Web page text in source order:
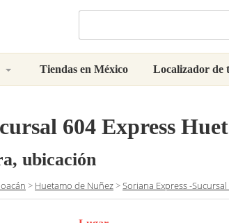
Tiendas en México Localizador de
604 Express
ubicación
> Huetamo de Nuñez>Soriana Express -